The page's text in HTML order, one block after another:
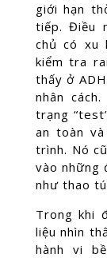
giới hạn
tiếp. Điều
chủ có xu
kiểm tra
thấy ở
nhân
trạng
an toàn
trình. Nó
vào những
như thao
Trong khi
liệu nhìn
hành vi